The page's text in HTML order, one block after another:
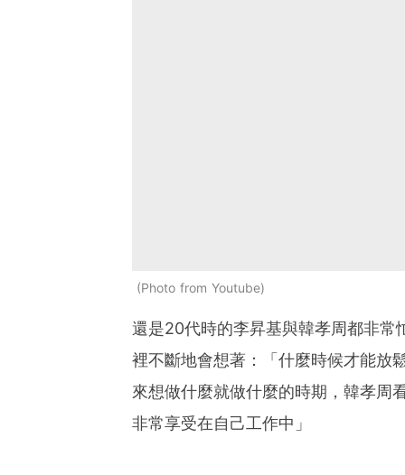
Photo from Youtube
還是20代時的李昇基與韓孝周都非常
裡不斷地會想著：「什麼時候才能放
來想做什麼就做什麼的時期，韓孝周
非常享受在自己工作中」